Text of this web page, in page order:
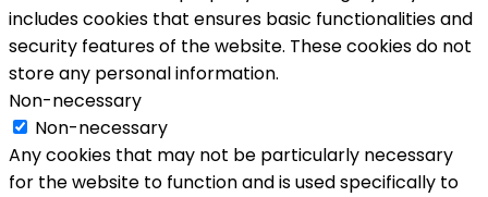
includes cookies that ensures basic functionalities and
security features of the website. These cookies do not
store any personal information.
Non-necessary
Non-necessary
Any cookies that may not be particularly necessary
for the website to function and is used specifically to